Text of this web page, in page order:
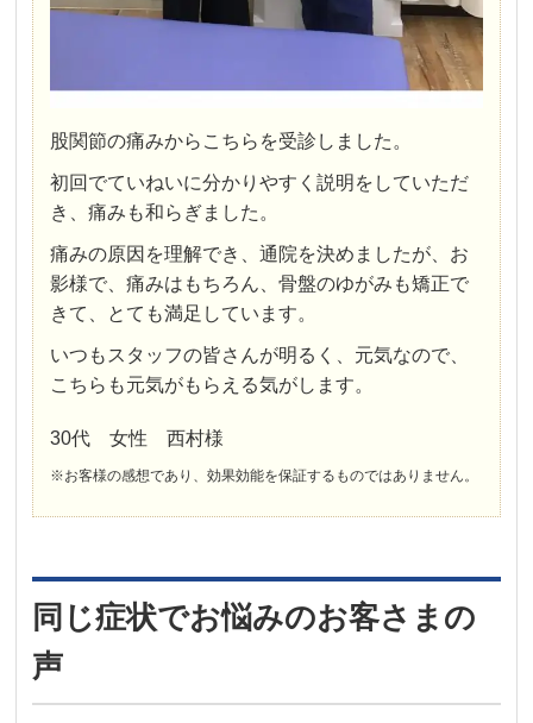
股関節の痛みからこちらを受診しました。
初回でていねいに分かりやすく説明をしていただ
き、痛みも和らぎました。
痛みの原因を理解でき、通院を決めましたが、お
影様で、痛みはもちろん、骨盤のゆがみも矯正で
きて、とても満足しています。
いつもスタッフの皆さんが明るく、元気なので、
こちらも元気がもらえる気がします。
30代 女性 西村様
※お客様の感想であり、効果効能を保証するものではありません。
同じ症状でお悩みのお客さまの
声